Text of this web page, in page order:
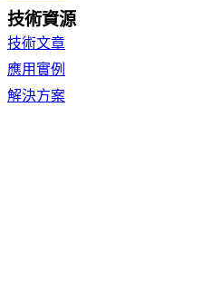
技術資源
技術文章
應用實例
解決方案